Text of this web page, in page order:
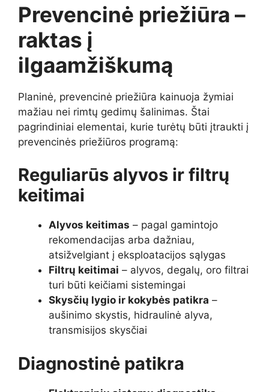
Prevencinė priežiūra –
raktas į
ilgaamžiškumą
Planinė, prevencinė priežiūra kainuoja žymiai
mažiau nei rimtų gedimų šalinimas. Štai
pagrindiniai elementai, kurie turėtų būti įtraukti į
prevencinės priežiūros programą:
Reguliarūs alyvos ir filtrų
keitimai
Alyvos keitimas – pagal gamintojo
rekomendacijas arba dažniau,
atsižvelgiant į eksploatacijos sąlygas
Filtrų keitimai – alyvos, degalų, oro filtrai
turi būti keičiami sistemingai
Skysčių lygio ir kokybės patikra –
aušinimo skystis, hidraulinė alyva,
transmisijos skysčiai
Diagnostinė patikra